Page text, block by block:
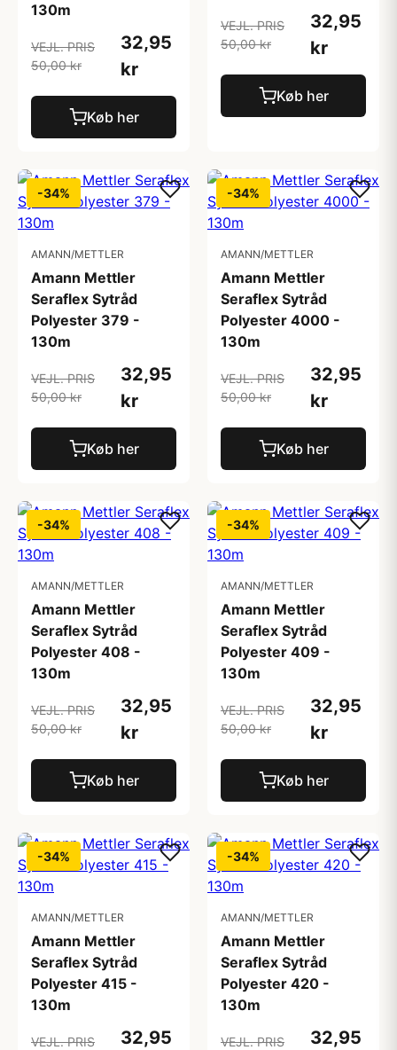
130m
VEJL. PRIS
50,00 kr
32,95
kr
Køb her
VEJL. PRIS
50,00 kr
32,95
kr
Køb her
-34%
AMANN/METTLER
Amann Mettler
Seraflex Sytråd
Polyester 379 -
130m
VEJL. PRIS
50,00 kr
32,95
kr
Køb her
-34%
AMANN/METTLER
Amann Mettler
Seraflex Sytråd
Polyester 4000 -
130m
VEJL. PRIS
50,00 kr
32,95
kr
Køb her
-34%
AMANN/METTLER
Amann Mettler
Seraflex Sytråd
Polyester 408 -
130m
VEJL. PRIS
50,00 kr
32,95
kr
Køb her
-34%
AMANN/METTLER
Amann Mettler
Seraflex Sytråd
Polyester 409 -
130m
VEJL. PRIS
50,00 kr
32,95
kr
Køb her
-34%
AMANN/METTLER
Amann Mettler
Seraflex Sytråd
Polyester 415 -
130m
VEJL. PRIS
32,95
-34%
AMANN/METTLER
Amann Mettler
Seraflex Sytråd
Polyester 420 -
130m
VEJL. PRIS
32,95